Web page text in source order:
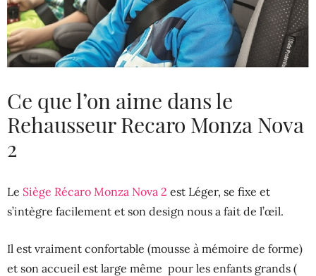
Ce que l’on aime dans le
Rehausseur Recaro Monza Nova
2
Le Siège Récaro Monza Nova 2 est Léger, se fixe et
s’intègre facilement et son design nous a fait de l’œil.
Il est vraiment confortable (mousse à mémoire de forme)
et son accueil est large même pour les enfants grands (